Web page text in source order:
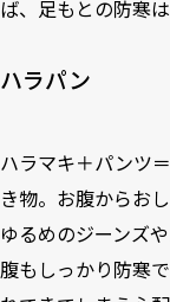
ば、足もとの防寒
ハラパン
ハラマキ＋パンツ
き物。お腹からお
ゆるめのジーンズ
腹もしっかり防寒